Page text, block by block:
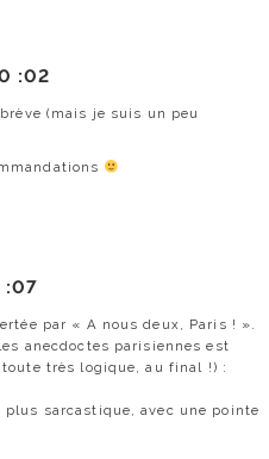
:02
(mais je suis un peu
:07
par « A nous deux, Paris ! ».
anecdoctes parisiennes est
très logique, au final !) :
plus sarcastique, avec une pointe